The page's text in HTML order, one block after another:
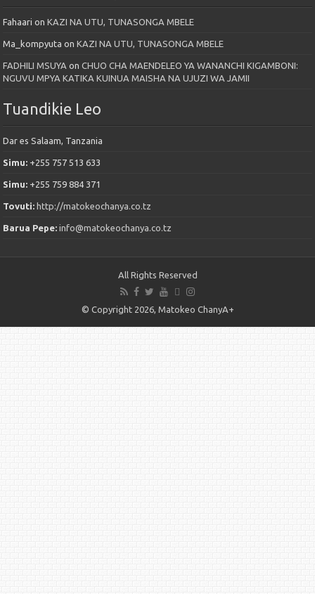
Fahaari onKAZI NA UTU, TUNASONGA MBELE
Ma_kompyuta onKAZI NA UTU, TUNASONGA MBELE
FADHILI MSUYA onCHUO CHA MAENDELEO YA WANANCHI KIGAMBONI:
NGUVU MPYA KATIKA KUINUA MAISHA NA UJUZI WA JAMII
Tuandikie Leo
Dar es Salaam, Tanzania
Simu: +255 757 513 633
Simu: +255 759 884 371
Tovuti: http://matokeochanya.co.tz
Barua Pepe:info@matokeochanya.co.tz
All Rights Reserved
© Copyright 2026, Matokeo ChanyA+